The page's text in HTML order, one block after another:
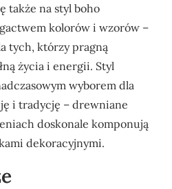
także na styl boho
kolorów i wzorów –
tych, którzy pragną
życia i energii. Styl
wyborem dla
i tradycję – drewniane
doskonale komponują
dekoracyjnymi.